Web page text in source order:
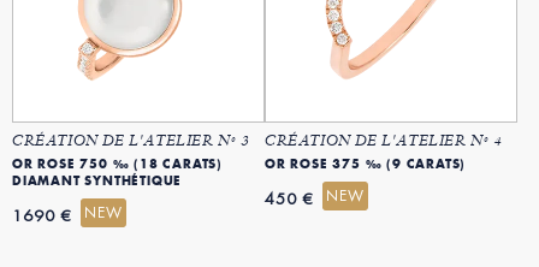
CRÉATION DE L'ATELIER Nº 3
OR ROSE 750 ‰ (18 CARATS)
DIAMANT SYNTHÉTIQUE
1690 € NEW
CRÉATION DE L'ATELIER Nº 4
OR ROSE 375 ‰ (9 CARATS)
450 € NEW